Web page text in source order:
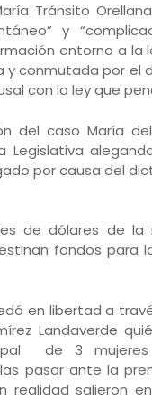
Tránsito
y
entorno a la
conmutada por el
con la ley que
del caso María
por causa del
de dólares de la
fondos para
en libertad a
Landaverde
de 3
pasar ante la
salieron